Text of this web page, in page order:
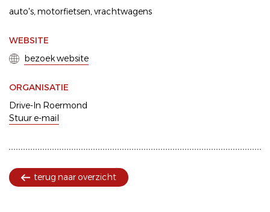
auto's motorfietsen vrachtwagens
WEBSITE
bezoek website
ORGANISATIE
Drive-In Roermond
Stuur e-mail
terug naar overzicht